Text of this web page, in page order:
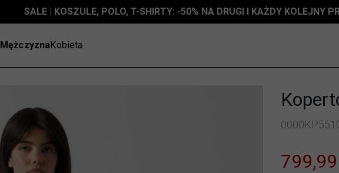
SALE | KOSZULE, POLO, T-SHIRTY: -50% NA DRUGI I KAŻDY KOLEJNY
MężczyznaKobieta
799,99